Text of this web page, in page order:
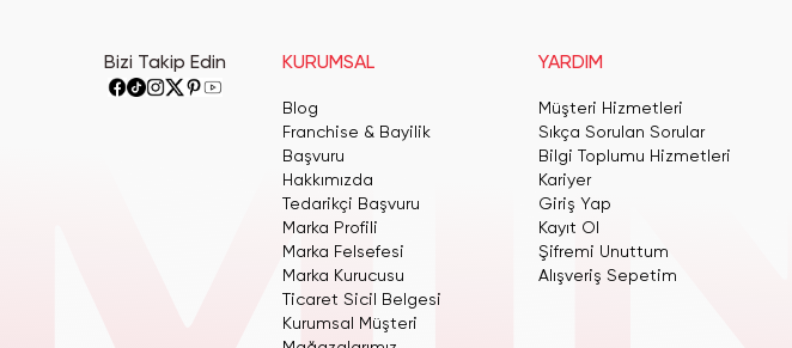
Bizi Takip Edin KURUMSAL
Blog
Franchise & Bayilik
Başvuru
Hakkımızda
Tedarikçi Başvuru
Marka Profili
Marka Felsefesi
Marka Kurucusu
Ticaret Sicil Belgesi
Kurumsal Müşteri
YARDIM
Müşteri Hizmetleri
Sıkça Sorulan Sorular
Bilgi Toplumu Hizmetleri
Kariyer
Giriş Yap
Kayıt Ol
Şifremi Unuttum
Alışveriş Sepetim